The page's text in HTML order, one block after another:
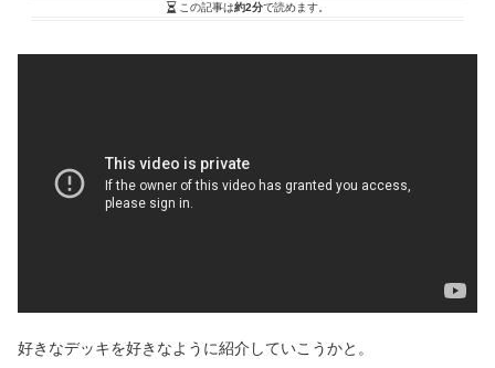
この記事は約2分で読めます。
好きなデッキを好きなように紹介していこうかと。